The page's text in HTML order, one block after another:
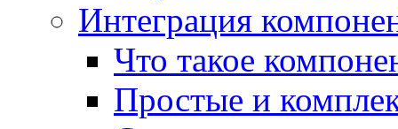
Интеграция
Что такое
Простые и